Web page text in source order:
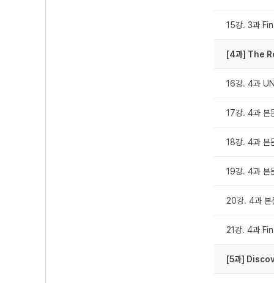
15강. 3과
[4과] The
16강. 4과
17강. 4과 본
18강. 4과 본
19강. 4과 본
20강. 4과 본
21강. 4과
[5과]